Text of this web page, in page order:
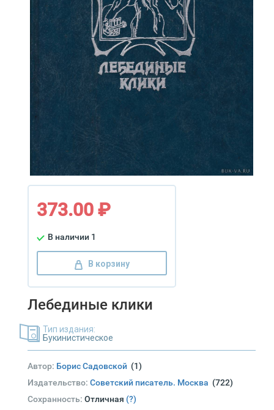
373.00 ₽
В наличии 1
В корзину
Лебединые клики
Тип издания:
Букинистическое
Автор: Борис Садовской (1)
Издательство: Советский писатель. Москва (722)
Сохранность: Отличная (?)